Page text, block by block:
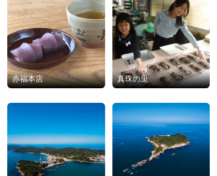
赤福本店 真珠の里